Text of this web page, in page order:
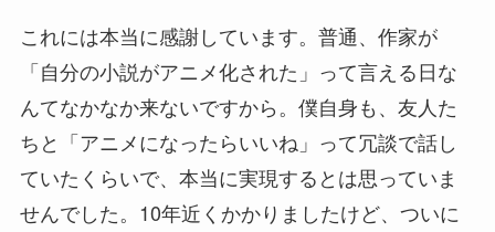
これには本当に感謝しています。普通、作家が
「自分の小説がアニメ化された」って言える日な
んてなかなか来ないですから。僕自身も、友人た
ちと「アニメになったらいいね」って冗談で話し
ていたくらいで、本当に実現するとは思っていま
せんでした。10年近くかかりましたけど、ついに